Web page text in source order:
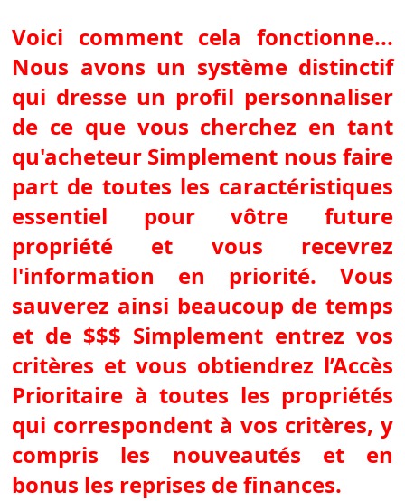
Voici comment cela fonctionne...
Nous avons un système distinctif
qui dresse un profil personnaliser
de ce que vous cherchez en tant
qu'acheteur Simplement nous faire
part de toutes les caractéristiques
essentiel pour vôtre future
propriété et vous recevrez
l'information en priorité. Vous
sauverez ainsi beaucoup de temps
et de $$$ Simplement entrez vos
critères et vous obtiendrez l’Accès
Prioritaire à toutes les propriétés
qui correspondent à vos critères, y
compris les nouveautés et en
bonus les reprises de finances.